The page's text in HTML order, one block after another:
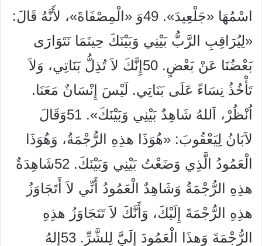
اسْمُهَا «جَلْعِيدَ». 49وَ «الْمِصْفَاةَ»، لأَنَّهُ قَالَ:
«لِيُرَاقِبِ الرَّبُّ بَيْنِي وَبَيْنَكَ حِينَمَا نَتَوَارَى
بَعْضُنَا عَنْ بَعْضٍ. 50إِنَّكَ لاَ تُذِلُّ بَنَاتِي، وَلاَ
تَأْخُذُ نِسَاءً عَلَى بَنَاتِي. لَيْسَ إِنْسَانٌ مَعَنَا.
اُنْظُرْ، اَللهُ شَاهِدٌ بَيْنِي وَبَيْنَكَ». 51وَقَالَ
لاَبَانُ لِيَعْقُوبَ: «هُوَذَا هذِهِ الرُّجْمَةُ، وَهُوَذَا
الْعَمُودُ الَّذِي وَضَعْتُ بَيْنِي وَبَيْنَكَ. 52شَاهِدَةٌ
هذِهِ الرُّجْمَةُ وَشَاهِدٌ الْعَمُودُ أَنِّي لاَ أَتَجَاوَزُ
هذِهِ الرُّجْمَةَ إِلَيْكَ، وَأَنَّكَ لاَ تَتَجَاوَزُ هذِهِ
الرُّجْمَةَ وَهذَا الْعَمُودَ إِلَيَّ لِلشَّرِّ. 53إِلهُ